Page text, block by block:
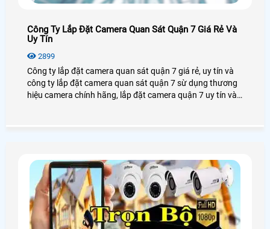
Công Ty Lắp Đặt Camera Quan Sát Quận 7 Giá Rẻ Và
Uy Tín
2899
Công ty lắp đặt camera quan sát quận 7 giá rẻ, uy tín và
công ty lắp đặt camera quan sát quận 7 sừ dụng thương
hiệu camera chính hãng, lắp đặt camera quận 7 uy tín và